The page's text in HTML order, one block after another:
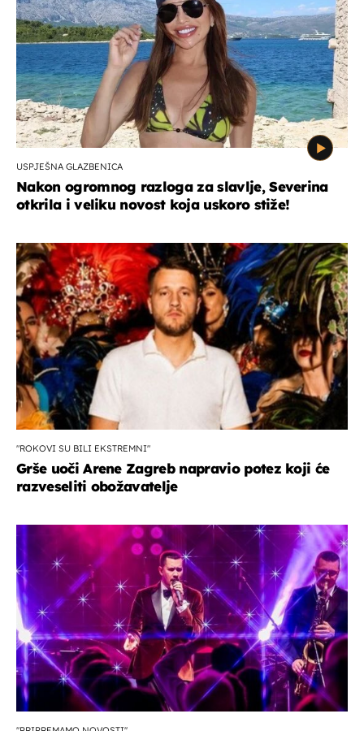
USPJEŠNA GLAZBENICA
Nakon ogromnog razloga za slavlje, Severina
otkrila i veliku novost koja uskoro stiže!
"ROKOVI SU BILI EKSTREMNI"
Grše uoči Arene Zagreb napravio potez koji će
razveseliti obožavatelje